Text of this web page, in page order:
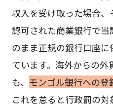
収入を受け取った場合
認可された商業銀行で
のまま正規の銀行口座
ています。海外からの外
も、 モンゴル銀行への登
これを怠ると行政罰の